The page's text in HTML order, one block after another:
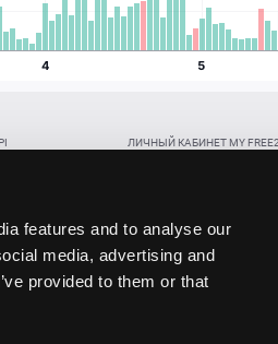
features and to analyse our
media, advertising and
provided to them or that
API
ЛИЧНЫЙ КАБИНЕТ MY
Партнерская ссылка
Восстановить пароль/ПИН-
числе в результате волатильности стоимости